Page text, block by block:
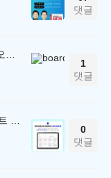
댓글
1
댓글
0
댓글